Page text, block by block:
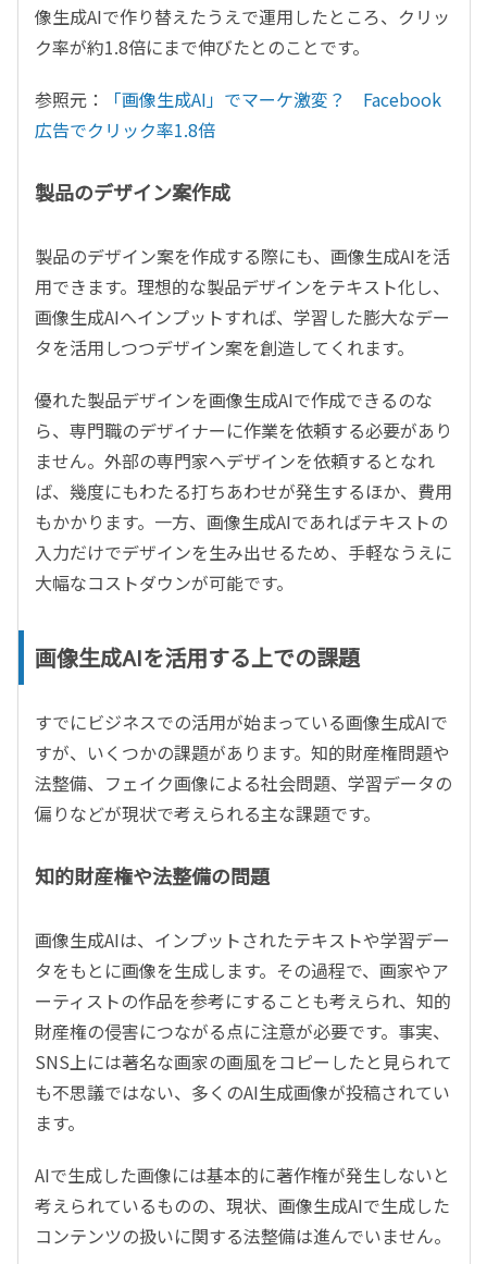
像生成AIで作り替えたうえで運用したところ、クリッ
ク率が約1.8倍にまで伸びたとのことです。
参照元：
「画像生成AI」でマーケ激変？ Facebook
広告でクリック率1.8倍
製品のデザイン案作成
製品のデザイン案を作成する際にも、画像生成AIを活
用できます。理想的な製品デザインをテキスト化し、
画像生成AIへインプットすれば、学習した膨大なデー
タを活用しつつデザイン案を創造してくれます。
優れた製品デザインを画像生成AIで作成できるのな
ら、専門職のデザイナーに作業を依頼する必要があり
ません。外部の専門家へデザインを依頼するとなれ
ば、幾度にもわたる打ちあわせが発生するほか、費用
もかかります。一方、画像生成AIであればテキストの
入力だけでデザインを生み出せるため、手軽なうえに
大幅なコストダウンが可能です。
画像生成AIを活用する上での課題
すでにビジネスでの活用が始まっている画像生成AIで
すが、いくつかの課題があります。知的財産権問題や
法整備、フェイク画像による社会問題、学習データの
偏りなどが現状で考えられる主な課題です。
知的財産権や法整備の問題
画像生成AIは、インプットされたテキストや学習デー
タをもとに画像を生成します。その過程で、画家やア
ーティストの作品を参考にすることも考えられ、知的
財産権の侵害につながる点に注意が必要です。事実、
SNS上には著名な画家の画風をコピーしたと見られて
も不思議ではない、多くのAI生成画像が投稿されてい
ます。
AIで生成した画像には基本的に著作権が発生しないと
考えられているものの、現状、画像生成AIで生成した
コンテンツの扱いに関する法整備は進んでいません。